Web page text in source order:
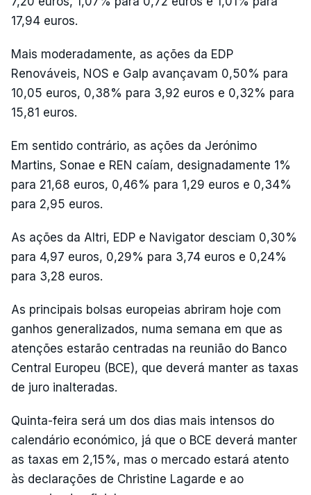
17,94 euros.
Mais moderadamente, as ações da EDP
Renováveis, NOS e Galp avançavam 0,50% para
10,05 euros, 0,38% para 3,92 euros e 0,32% para
15,81 euros.
Em sentido contrário, as ações da Jerónimo
Martins, Sonae e REN caíam, designadamente 1%
para 21,68 euros, 0,46% para 1,29 euros e 0,34%
para 2,95 euros.
As ações da Altri, EDP e Navigator desciam 0,30%
para 4,97 euros, 0,29% para 3,74 euros e 0,24%
para 3,28 euros.
As principais bolsas europeias abriram hoje com
ganhos generalizados, numa semana em que as
atenções estarão centradas na reunião do Banco
Central Europeu (BCE), que deverá manter as taxas
de juro inalteradas.
Quinta-feira será um dos dias mais intensos do
calendário económico, já que o BCE deverá manter
as taxas em 2,15%, mas o mercado estará atento
às declarações de Christine Lagarde e ao